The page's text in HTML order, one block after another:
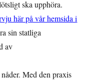
ska upphöra.
här på vår hemsida i
sin statliga
av
Med den praxis